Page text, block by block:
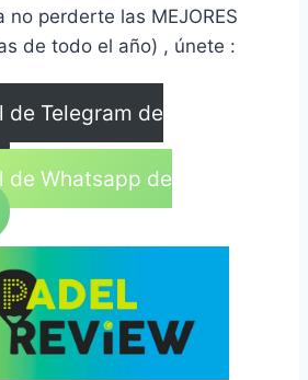
perderte las MEJORES
de todo el año) , únete :
de Telegram de
de Whatsapp de